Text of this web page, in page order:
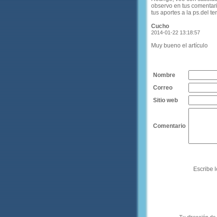
observo en tus
tus aportes a la ps.del
Cucho
2014-01-22 13:18:57
Muy bueno el artículo
Nombre
Correo
Sitio web
Comentario
Escribe